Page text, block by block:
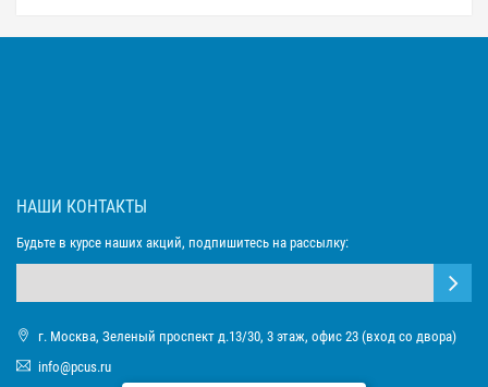
НАШИ КОНТАКТЫ
Будьте в курсе наших акций, подпишитесь на рассылку:
г. Москва, Зеленый проспект д.13/30, 3 этаж, офис 23 (вход со двора)
info@pcus.ru